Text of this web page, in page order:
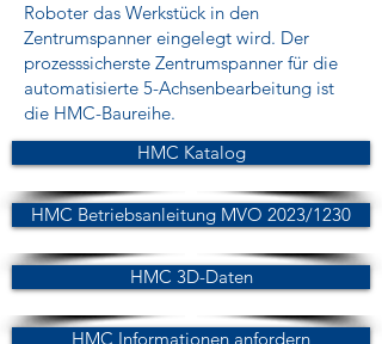
Roboter das Werkstück in den
Zentrumspanner eingelegt wird. Der
prozesssicherste Zentrumspanner für die
automatisierte 5-Achsenbearbeitung ist
die HMC-Baureihe.
HMC Katalog
HMC Betriebsanleitung MVO 2023/1230
HMC 3D-Daten
HMC Informationen anfordern